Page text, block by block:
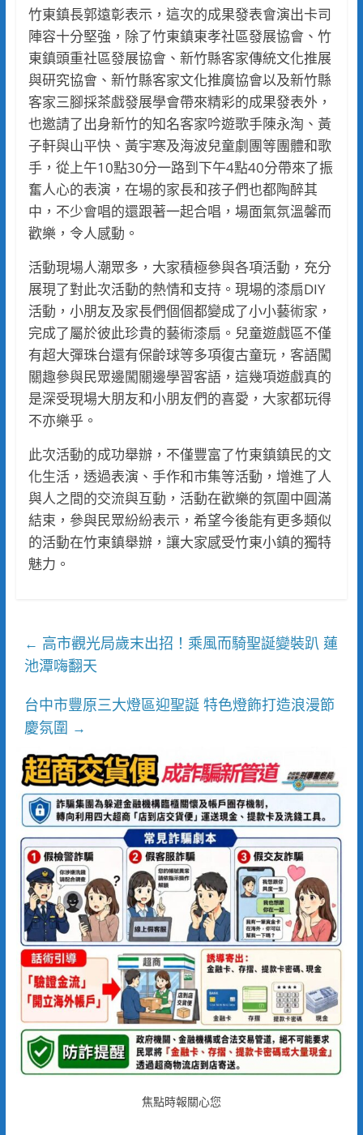
竹東鎮長郭遠彰表示，這次的成果發表會演出卡司
陣容十分堅強，除了竹東鎮東孝社區發展協會、竹
東鎮頭重社區發展協會、新竹縣客家傳統文化推展
與研究協會、新竹縣客家文化推廣協會以及新竹縣
客家三腳採茶戲發展學會帶來精彩的成果發表外，
也邀請了出身新竹的知名客家吟遊歌手陳永淘、黃
子軒與山平快、黃宇寒及海波兒童劇團等團體和歌
手，從上午10點30分一路到下午4點40分帶來了振
奮人心的表演，在場的家長和孩子們也都陶醉其
中，不少會唱的還跟著一起合唱，場面氣氛溫馨而
歡樂，令人感動。
活動現場人潮眾多，大家積極參與各項活動，充分
展現了對此次活動的熱情和支持。現場的漆扇DIY
活動，小朋友及家長們個個都變成了小小藝術家，
完成了屬於彼此珍貴的藝術漆扇。兒童遊戲區不僅
有超大彈珠台還有保齡球等多項復古童玩，客語闖
關趣參與民眾邊闖關邊學習客語，這幾項遊戲真的
是深受現場大朋友和小朋友們的喜愛，大家都玩得
不亦樂乎。
此次活動的成功舉辦，不僅豐富了竹東鎮鎮民的文
化生活，透過表演、手作和市集等活動，增進了人
與人之間的交流與互動，活動在歡樂的氛圍中圓滿
結束，參與民眾紛紛表示，希望今後能有更多類似
的活動在竹東鎮舉辦，讓大家感受竹東小鎮的獨特
魅力。
← 高市觀光局歲末出招！乘風而騎聖誕變裝趴 蓮
池潭嗨翻天
台中市豐原三大燈區迎聖誕 特色燈飾打造浪漫節
慶氛圍 →
焦點時報關心您